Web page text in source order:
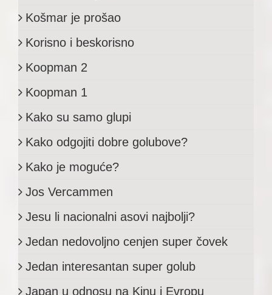
Košmar je prošao
Korisno i beskorisno
Koopman 2
Koopman 1
Kako su samo glupi
Kako odgojiti dobre golubove?
Kako je moguće?
Jos Vercammen
Jesu li nacionalni asovi najbolji?
Jedan nedovoljno cenjen super čovek
Jedan interesantan super golub
Japan u odnosu na Kinu i Evropu